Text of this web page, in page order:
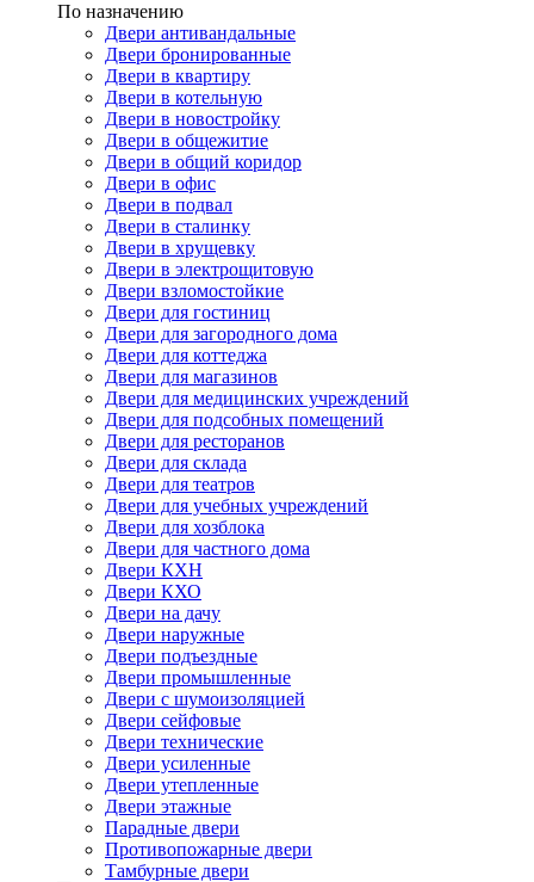
По назначению
Двери антивандальные
Двери бронированные
Двери в квартиру
Двери в котельную
Двери в новостройку
Двери в общежитие
Двери в общий коридор
Двери в офис
Двери в подвал
Двери в сталинку
Двери в хрущевку
Двери в электрощитовую
Двери взломостойкие
Двери для гостиниц
Двери для загородного дома
Двери для коттеджа
Двери для магазинов
Двери для медицинских учреждений
Двери для подсобных помещений
Двери для ресторанов
Двери для склада
Двери для театров
Двери для учебных учреждений
Двери для хозблока
Двери для частного дома
Двери КХН
Двери КХО
Двери на дачу
Двери наружные
Двери подъездные
Двери промышленные
Двери с шумоизоляцией
Двери сейфовые
Двери технические
Двери усиленные
Двери утепленные
Двери этажные
Парадные двери
Противопожарные двери
Тамбурные двери